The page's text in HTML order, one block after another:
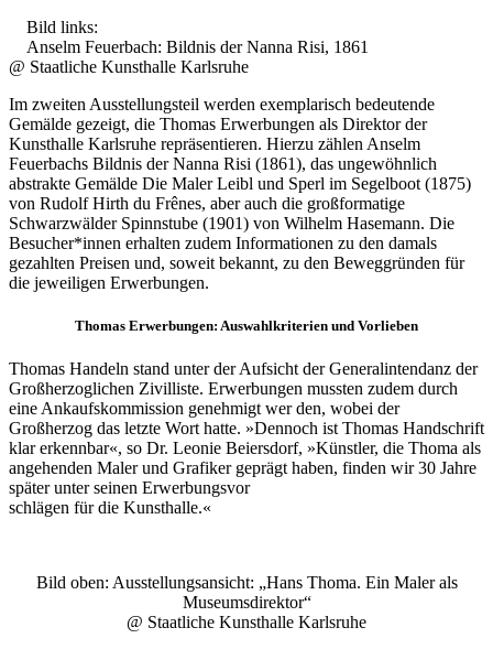
Bild links:
Anselm Feuerbach: Bildnis der Nanna Risi, 1861
@ Staatliche Kunsthalle Karlsruhe
Im zweiten Ausstellungsteil werden exemplarisch bedeutende
Gemälde gezeigt, die Thomas Erwerbungen als Direktor der
Kunsthalle Karlsruhe repräsentieren. Hierzu zählen Anselm
Feuerbachs Bildnis der Nanna Risi (1861), das ungewöhnlich
abstrakte Gemälde Die Maler Leibl und Sperl im Segelboot (1875)
von Rudolf Hirth du Frênes, aber auch die großformatige
Schwarzwälder Spinnstube (1901) von Wilhelm Hasemann. Die
Besucher*innen erhalten zudem Informationen zu den damals
gezahlten Preisen und, soweit bekannt, zu den Beweggründen für
die jeweiligen Erwerbungen.
Thomas Erwerbungen: Auswahlkriterien und Vorlieben
Thomas Handeln stand unter der Aufsicht der Generalintendanz der
Großherzoglichen Zivilliste. Erwerbungen mussten zudem durch
eine Ankaufskommission genehmigt wer den, wobei der
Großherzog das letzte Wort hatte. »Dennoch ist Thomas Handschrift
klar erkennbar«, so Dr. Leonie Beiersdorf, »Künstler, die Thoma als
angehenden Maler und Grafiker geprägt haben, finden wir 30 Jahre
später unter seinen Erwerbungsvor
schlägen für die Kunsthalle.«
Bild oben: Ausstellungsansicht: „Hans Thoma. Ein Maler als
Museumsdirektor“
@ Staatliche Kunsthalle Karlsruhe